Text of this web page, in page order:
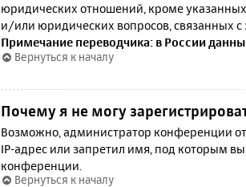
юридических отношений, кроме указанных
и/или юридических вопросов, связанных с
Примечание переводчика: в России
Вернуться к началу
Почему я не могу
Возможно, администратор конференции
IP-адрес или запретил имя, под которым
конференции.
Вернуться к началу